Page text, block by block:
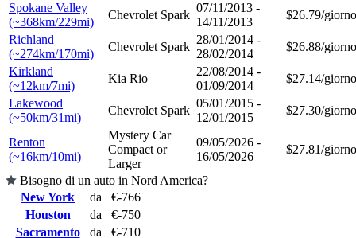
Spokane Valley
(~368km/229mi)
Chevrolet Spark
07/11/2013 -
14/11/2013
$26.79/giorno
Richland
(~274km/170mi)
Chevrolet Spark
28/01/2014 -
28/02/2014
$26.88/giorno
Kirkland
(~12km/7mi)
Kia Rio
22/08/2014 -
01/09/2014
$27.14/giorno
Lakewood
(~50km/31mi)
Chevrolet Spark
05/01/2015 -
12/01/2015
$27.30/giorno
Renton
(~16km/10mi)
Mystery Car
Compact or
Larger
09/05/2026 -
16/05/2026
$27.81/giorno
Bisogno di un auto in Nord America?
New York
da
€-766
Houston
da
€-750
Sacramento
da
€-710